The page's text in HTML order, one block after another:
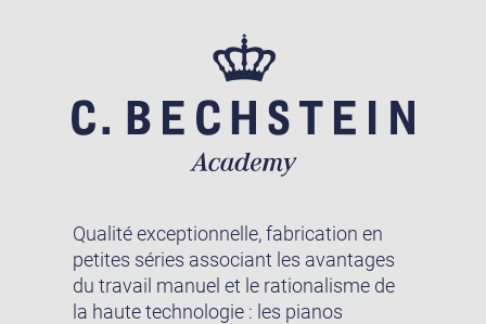
Qualité exceptionnelle, fabrication en
petites séries associant les avantages
du travail manuel et le rationalisme de
la haute technologie : les pianos